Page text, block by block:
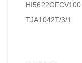
HI5622GFCV100
TJA1042T/3/1